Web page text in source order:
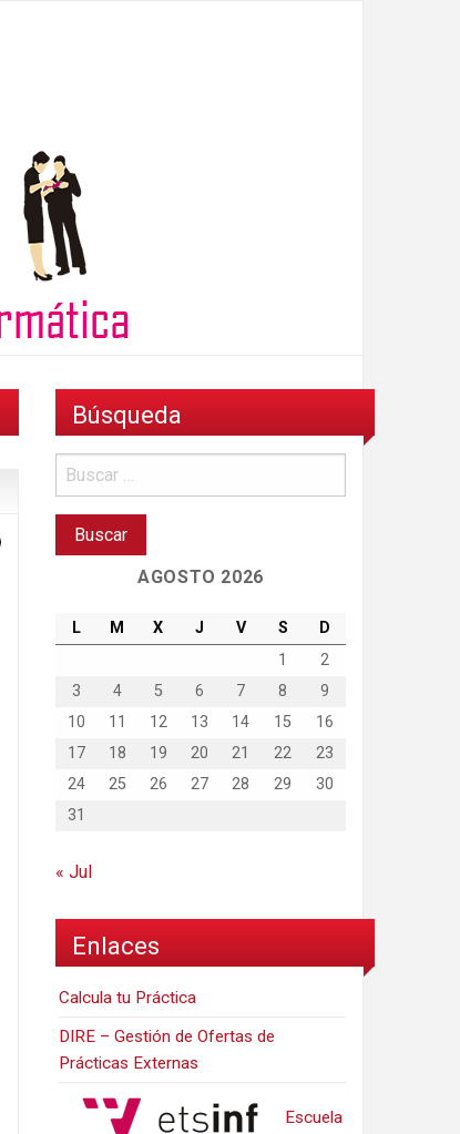
Búsqueda
AGOSTO 2026
L M X J V S
D
1
2
3
4 5 6 7 8
9
10
11 12 13 14 15
16
17
18 19 20 21 22
23
24
25 26 27 28 29
30
31
« Jul
Enlaces
Calcula tu Práctica
DIRE – Gestión de Ofertas de
Prácticas Externas
Escuela